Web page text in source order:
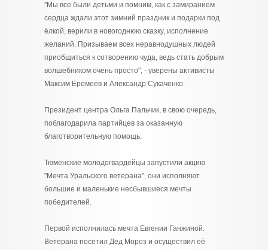
"Мы все были детьми и помним, как с замиранием
сердца ждали этот зимний праздник и подарки под
ёлкой, верили в новогоднюю сказку, исполнение
желаний. Призываем всех неравнодушных людей
приобщиться к сотворению чуда, ведь стать добрым
волшебником очень просто", - уверены активисты
Максим Еремеев и Александр Сукаченко.
Президент центра Ольга Пальчик, в свою очередь,
поблагодарила партийцев за оказанную
благотворительную помощь.
Тюменские молодогвардейцы запустили акцию
"Мечта Уральского ветерана", они исполняют
большие и маленькие несбывшиеся мечты
победителей.
Первой исполнилась мечта Евгении Ганжиной.
Ветерана посетил Дед Мороз и осуществил её